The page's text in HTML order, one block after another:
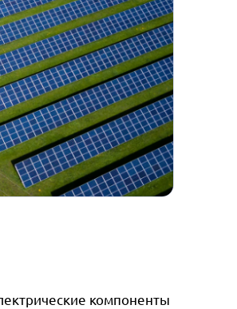
компоненты